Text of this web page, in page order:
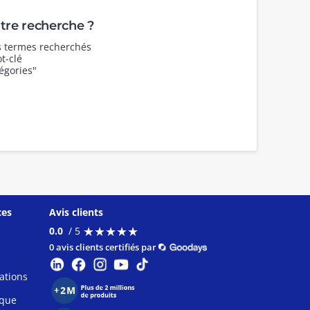
recherche ?
recherchés
clé
Avis clients
0.0 / 5 ★★★★★
★★★★★
0 avis clients certifiés par